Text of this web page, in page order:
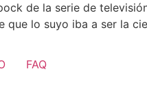
de la serie de
que lo suyo iba a ser la
FAQ